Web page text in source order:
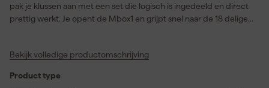
pak je klussen aan met een set die logisch is ingedeeld en direct
prettig werkt. Je opent de Mbox1 en grijpt snel naar de 18 delige
40 delige schroefbitset en de schroevendraaiers zodat je zonder
inbussleutels geven je controle bij lastige bouten terwijl tangen
Bekijk volledige productomschrijving
Product type